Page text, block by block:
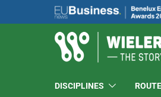
DISCIPLINES